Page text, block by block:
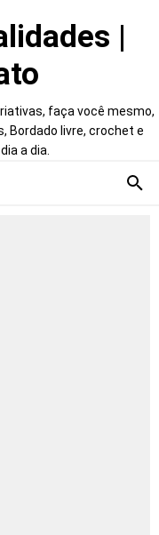
|
faça você mesmo,
Bordado livre, crochet e
a dia.